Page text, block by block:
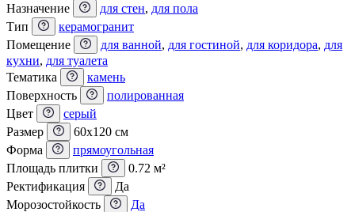
Назначение
для стен, для пола
Тип
керамогранит
Помещение
для ванной, для гостиной, для коридора, для
кухни, для туалета
Тематика
камень
Поверхность
полированная
Цвет
серый
Размер
60x120 см
Форма
прямоугольная
Площадь плитки
0.72 м²
Ректификация
Да
Морозостойкость
Да